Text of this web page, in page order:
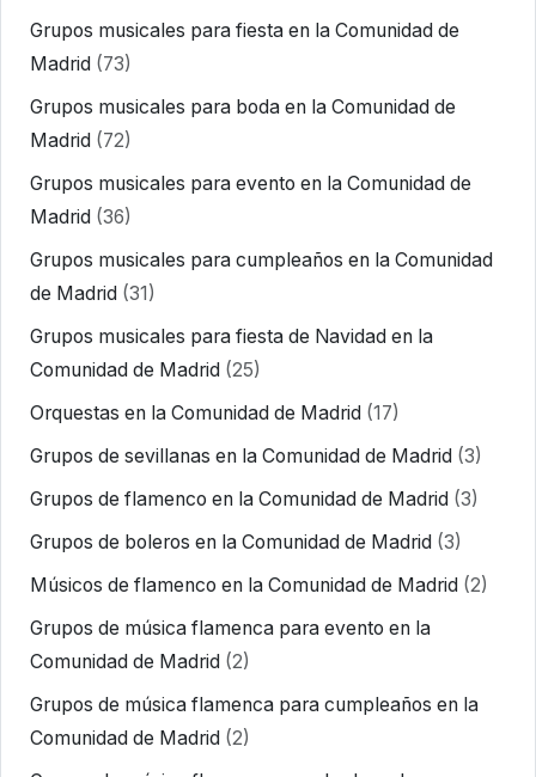
Grupos musicales para fiesta en la Comunidad de
Madrid (73)
Grupos musicales para boda en la Comunidad de
Madrid (72)
Grupos musicales para evento en la Comunidad de
Madrid (36)
Grupos musicales para cumpleaños en la Comunidad
de Madrid (31)
Grupos musicales para fiesta de Navidad en la
Comunidad de Madrid (25)
Orquestas en la Comunidad de Madrid (17)
Grupos de sevillanas en la Comunidad de Madrid (3)
Grupos de flamenco en la Comunidad de Madrid (3)
Grupos de boleros en la Comunidad de Madrid (3)
Músicos de flamenco en la Comunidad de Madrid (2)
Grupos de música flamenca para evento en la
Comunidad de Madrid (2)
Grupos de música flamenca para cumpleaños en la
Comunidad de Madrid (2)